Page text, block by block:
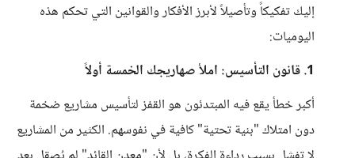
إليك تفكيكاً وتأصيلاً لأبرز الأفكار والقوانين التي تحكم هذه
اليوميات:
1. قانون التأسيس: املأ صهاريجك الخمسة أولاً
أكبر خطأ يقع فيه المبتدئون هو القفز لتأسيس مشاريع ضخمة
دون امتلاك "بنية تحتية" كافية في نفوسهم. الكثير من المشاريع